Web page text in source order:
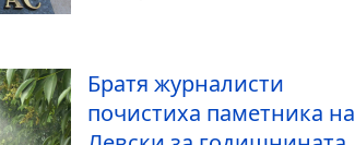
Братя журналисти
почистиха паметника на